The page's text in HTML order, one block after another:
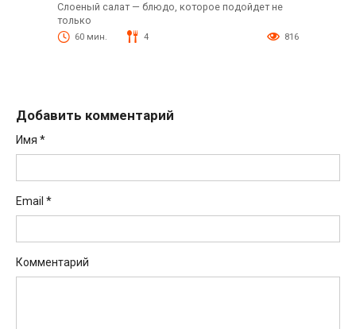
Слоеный салат — блюдо, которое подойдет не
только
60 мин. 4 816
Добавить комментарий
Имя *
Email *
Комментарий